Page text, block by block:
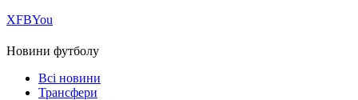
ХFBYou
Новини футболу
Всі новини
Трансфери